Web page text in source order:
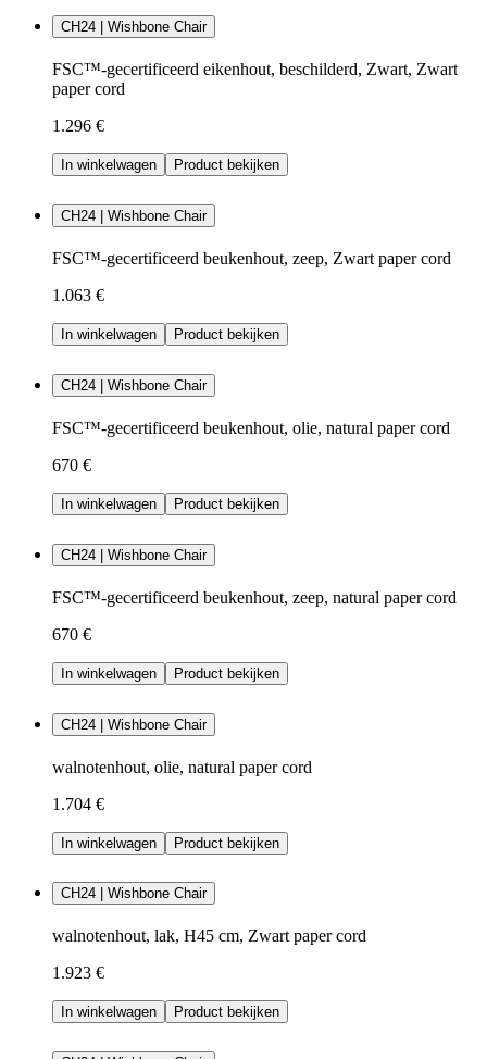
CH24 | Wishbone Chair
FSC™-gecertificeerd eikenhout, beschilderd, Zwart, Zwart
paper cord
1.296 €
In winkelwagen Product bekijken
CH24 | Wishbone Chair
FSC™-gecertificeerd beukenhout, zeep, Zwart paper cord
1.063 €
In winkelwagen Product bekijken
CH24 | Wishbone Chair
FSC™-gecertificeerd beukenhout, olie, natural paper cord
670 €
In winkelwagen Product bekijken
CH24 | Wishbone Chair
FSC™-gecertificeerd beukenhout, zeep, natural paper cord
670 €
In winkelwagen Product bekijken
CH24 | Wishbone Chair
walnotenhout, olie, natural paper cord
1.704 €
In winkelwagen Product bekijken
CH24 | Wishbone Chair
walnotenhout, lak, H45 cm, Zwart paper cord
1.923 €
In winkelwagen Product bekijken